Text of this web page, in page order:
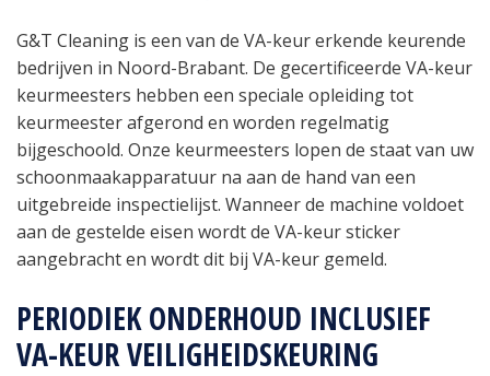
G&T Cleaning is een van de VA-keur erkende keurende
bedrijven in Noord-Brabant. De gecertificeerde VA-keur
keurmeesters hebben een speciale opleiding tot
keurmeester afgerond en worden regelmatig
bijgeschoold. Onze keurmeesters lopen de staat van uw
schoonmaakapparatuur na aan de hand van een
uitgebreide inspectielijst. Wanneer de machine voldoet
aan de gestelde eisen wordt de VA-keur sticker
aangebracht en wordt dit bij VA-keur gemeld.
PERIODIEK ONDERHOUD INCLUSIEF
VA-KEUR VEILIGHEIDSKEURING